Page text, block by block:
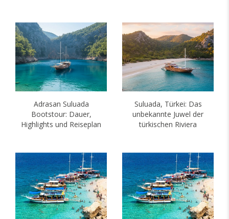
Adrasan Suluada
Bootstour: Dauer,
Highlights und Reiseplan
Suluada, Türkei: Das
unbekannte Juwel der
türkischen Riviera